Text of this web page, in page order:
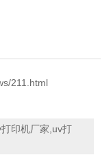
211.html
印机厂家,uv打